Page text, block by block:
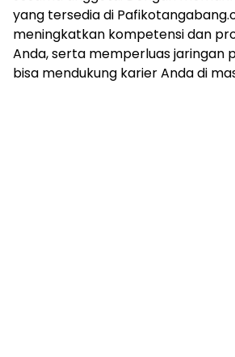
yang tersedia di
meningkatkan kompetensi dan
Anda, serta memperluas jaringan
bisa mendukung karier Anda di